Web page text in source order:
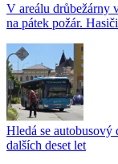
V areálu drůbežárny
na pátek požár.
Hledá se
dalších deset let